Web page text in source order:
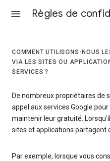
COMMENT UTILISONS-NOUS
VIA LES SITES OU
SERVICES ?
De nombreux propriétaires de
appel aux services Google
maintenir leur gratuité.
sites et applications partagent
Par exemple, lorsque vous